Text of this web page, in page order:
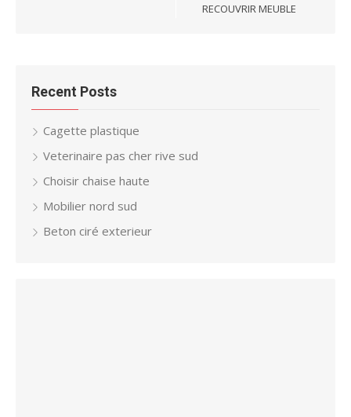
RECOUVRIR MEUBLE
Recent Posts
Cagette plastique
Veterinaire pas cher rive sud
Choisir chaise haute
Mobilier nord sud
Beton ciré exterieur